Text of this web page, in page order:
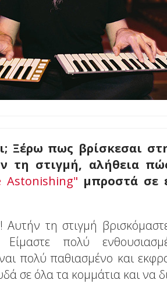
Ξέρω πως βρίσκεσαι
τη στιγμή, αλήθεια
Astonishing" μπροστά σε
τη στιγμή
Είμαστε πολύ
πολύ παθιασμένο και
σε όλα τα κομμάτια και να